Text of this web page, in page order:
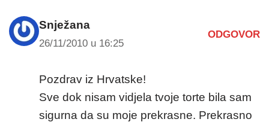
Snježana
26/11/2010 u 16:25
ODGOVOR
Pozdrav iz Hrvatske!
Sve dok nisam vidjela tvoje torte bila sam
sigurna da su moje prekrasne. Prekrasno